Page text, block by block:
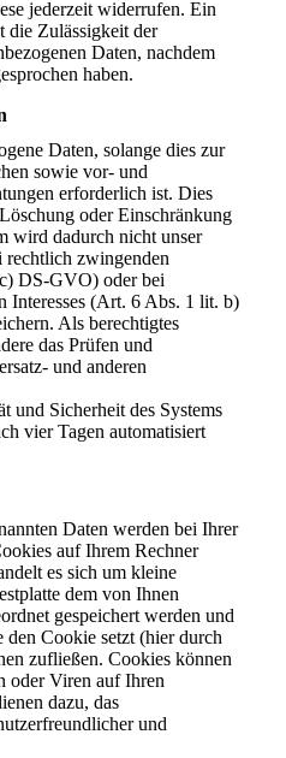
jederzeit widerrufen. Ein
die Zulässigkeit der
Daten, nachdem
haben.
Daten, solange dies zur
sowie vor- und
erforderlich ist. Dies
oder Einschränkung
wird dadurch nicht unser
rechtlich zwingenden
DS-GVO) oder bei
Interesses (Art. 6 Abs. 1 lit. b)
Als berechtigtes
das Prüfen und
und anderen
und Sicherheit des Systems
vier Tagen automatisiert
Daten werden bei Ihrer
auf Ihrem Rechner
es sich um kleine
dem von Ihnen
gespeichert werden und
den Cookie setzt (hier durch
zufließen. Cookies können
oder Viren auf Ihren
dazu, das
und